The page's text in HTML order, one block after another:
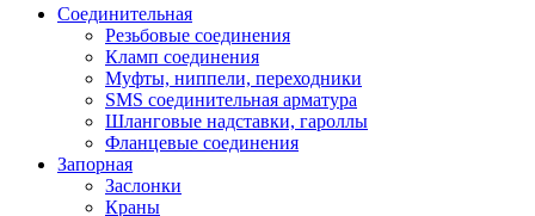
Соединительная
Резьбовые соединения
Кламп соединения
Муфты, ниппели, переходники
SMS соединительная арматура
Шланговые надставки, гароллы
Фланцевые соединения
Запорная
Заслонки
Краны